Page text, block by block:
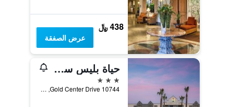
438 ﷼
عرض الصفقة
حياة بليس ساكرامنتو/رانشو كوردوفا
3 نجوم
10744 Gold Center Drive, رانتشو كوردوفا, CA, الولايات المتحدة الأميريكية